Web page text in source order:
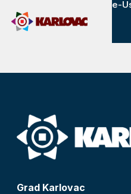
e-
Grad Karlovac